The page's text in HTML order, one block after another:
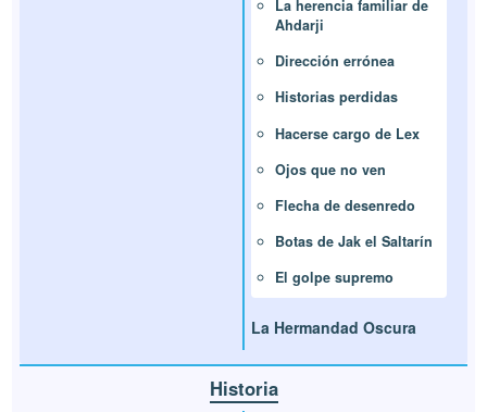
La herencia familiar de
Ahdarji
Dirección errónea
Historias perdidas
Hacerse cargo de Lex
Ojos que no ven
Flecha de desenredo
Botas de Jak el Saltarín
El golpe supremo
La Hermandad Oscura
Historia